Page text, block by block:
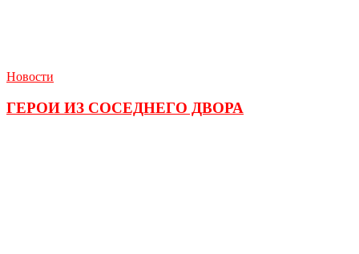
Новости
ГЕРОИ ИЗ СОСЕДНЕГО ДВОРА